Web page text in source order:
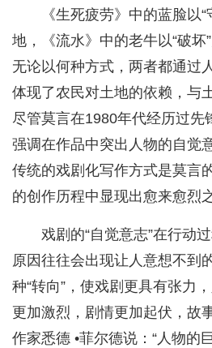
《生死疲劳》中的蓝脸以“
地，《流水》中的老牛以“破坏”
无论以何种方式，两者都通过
体现了农民对土地的依赖，与
尽管莫言在1980年代经历过先
强调在作品中突出人物的自觉
传统的戏剧化写作方式是莫言
的创作历程中显现出愈来愈烈
戏剧的“自觉意志”在行动
原因往往会出现让人意想不到
种“转向”，使戏剧更具有张力
更加激烈，剧情更加起伏，故
作家悉德 •菲尔德说：“人物的